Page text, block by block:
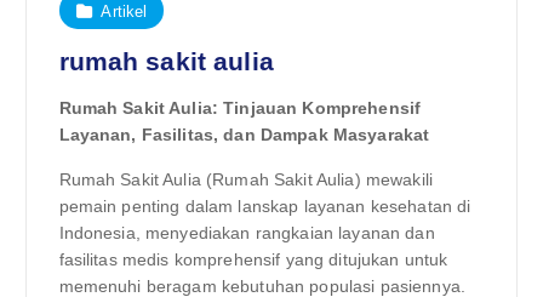
Artikel
rumah sakit aulia
Rumah Sakit Aulia: Tinjauan Komprehensif
Layanan, Fasilitas, dan Dampak Masyarakat
Rumah Sakit Aulia (Rumah Sakit Aulia) mewakili
pemain penting dalam lanskap layanan kesehatan di
Indonesia, menyediakan rangkaian layanan dan
fasilitas medis komprehensif yang ditujukan untuk
memenuhi beragam kebutuhan populasi pasiennya.